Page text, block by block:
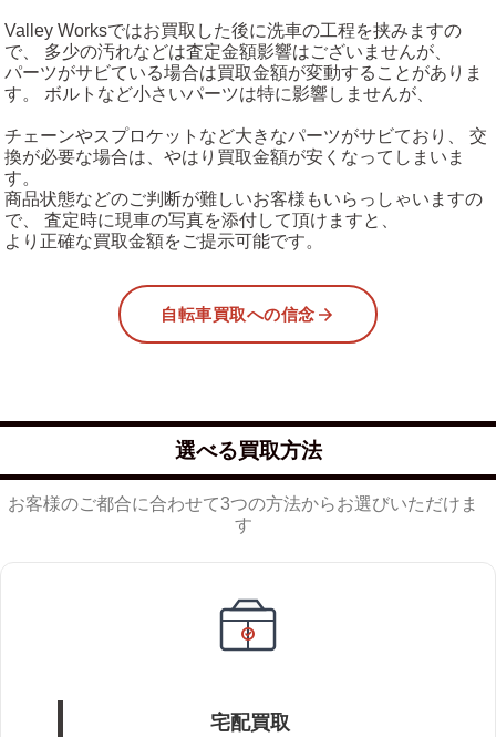
Valley Worksではお買取した後に洗車の工程を挟みますの
で、 多少の汚れなどは査定金額影響はございませんが、
パーツがサビている場合は買取金額が変動することがありま
す。 ボルトなど小さいパーツは特に影響しませんが、
チェーンやスプロケットなど大きなパーツがサビており、 交
換が必要な場合は、やはり買取金額が安くなってしまいま
す。
商品状態などのご判断が難しいお客様もいらっしゃいますの
で、 査定時に現車の写真を添付して頂けますと、
より正確な買取金額をご提示可能です。
自転車買取への信念
選べる買取方法
お客様のご都合に合わせて3つの方法からお選びいただけま
す
宅配買取